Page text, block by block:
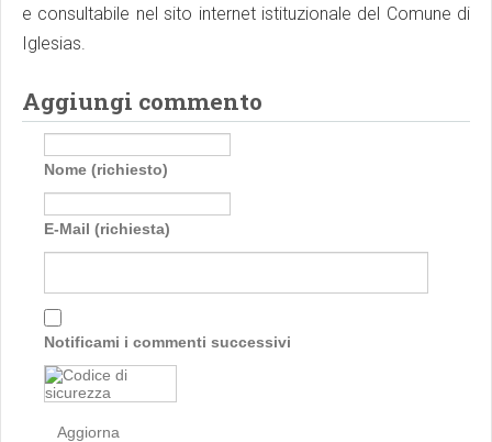
e consultabile nel sito internet istituzionale del Comune di
Iglesias.
Aggiungi commento
Nome (richiesto)
E-Mail (richiesta)
Notificami i commenti successivi
Aggiorna